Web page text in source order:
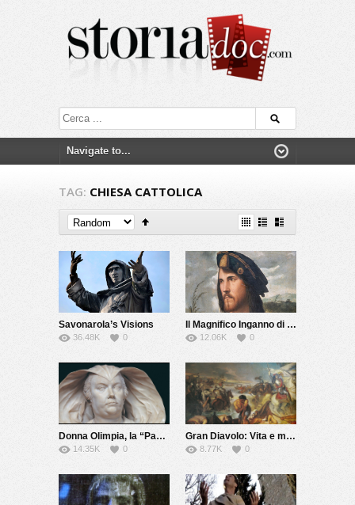
TAG: CHIESA CATTOLICA
Savonarola’s Visions
36.48K 0
Il Magnifico Inganno di Cesare Borgia
12.06K 0
Donna Olimpia, la “Papessa” di Roma
14.35K 0
Gran Diavolo: Vita e morte di Giovanni dalle Bande Nere
8.77K 0